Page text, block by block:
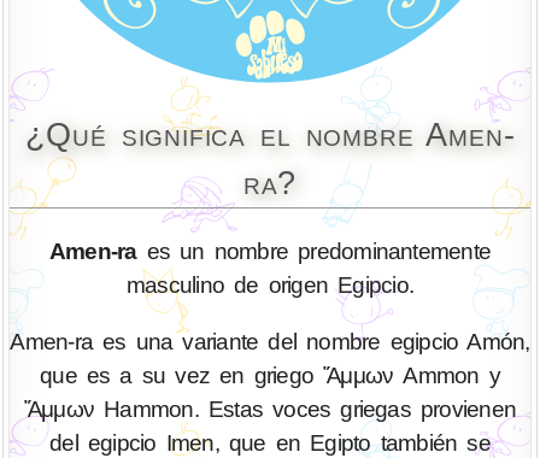
¿Qué significa el nombre Amen-
ra?
Amen-raes un nombre predominantemente
masculino de origen Egipcio.
Amen-ra es una variante del nombre egipcio Amón,
que es a su vez en griego Ἄμμων Ammon y
Ἅμμων Hammon. Estas voces griegas provienen
del egipcio Imen, que en Egipto también se